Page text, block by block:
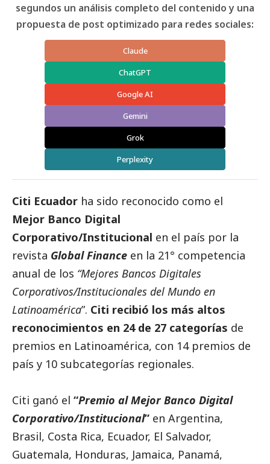
segundos un análisis completo del contenido y una
propuesta de post optimizado para redes sociales:
Claude
ChatGPT
Google AI
Gemini
Grok
Perplexity
Citi Ecuador ha sido reconocido como el
Mejor Banco Digital
Corporativo/Institucional en el país por la
revista Global Finance en la 21° competencia
anual de los “Mejores Bancos Digitales
Corporativos/Institucionales del Mundo en
Latinoamérica”. Citi recibió los más altos
reconocimientos en 24 de 27 categorías de
premios en Latinoamérica, con 14 premios de
país y 10 subcategorías regionales.
Citi ganó el “Premio al Mejor Banco Digital
Corporativo/Institucional” en Argentina,
Brasil, Costa Rica, Ecuador, El Salvador,
Guatemala, Honduras, Jamaica, Panamá,